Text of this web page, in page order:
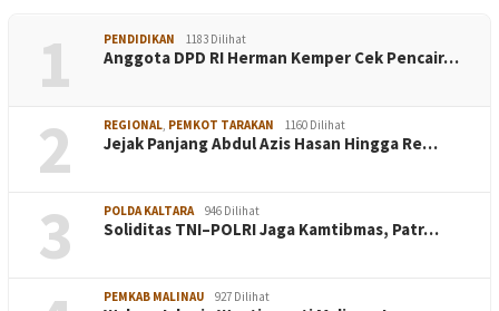
1 PENDIDIKAN 1183 Dilihat
Anggota DPD RI Herman Kemper Cek Pencair…
2 REGIONAL PEMKOT TARAKAN 1160 Dilihat
Jejak Panjang Abdul Azis Hasan Hingga Re…
3 POLDA KALTARA 946 Dilihat
Soliditas TNI–POLRI Jaga Kamtibmas, Patr…
PEMKAB MALINAU 927 Dilihat